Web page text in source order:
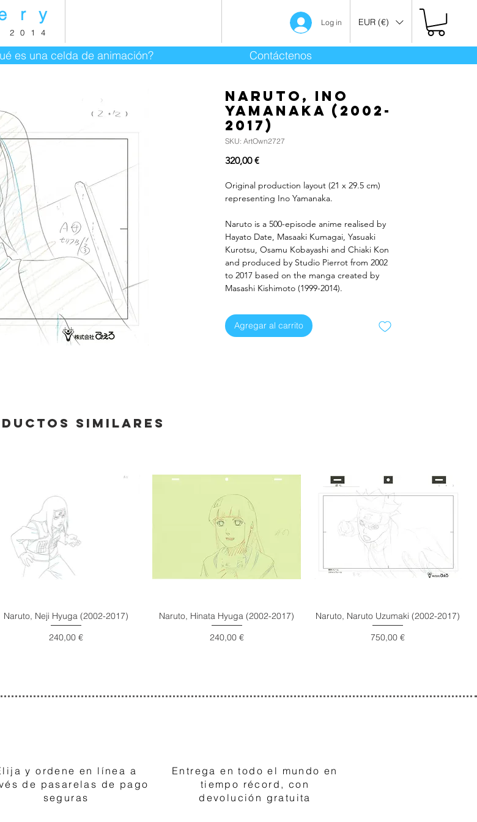
Log in EUR (€)
es una celda de animación? Contáctenos
Naruto, Ino
Yamanaka (2002-
2017)
SKU: ArtOwn2727
320,00 €Precio
Original production layout (21 x 29.5 cm)
representing Ino Yamanaka.
Naruto is a 500-episode anime realised by
Hayato Date, Masaaki Kumagai, Yasuaki
Kurotsu, Osamu Kobayashi and Chiaki Kon
and produced by Studio Pierrot from 2002
to 2017 based on the manga created by
Masashi Kishimoto (1999-2014).
Agregar al carrito
similares
Naruto, Neji Hyuga (2002-2017)
Precio
240,00 €
Naruto, Hinata Hyuga (2002-2017)
Precio
240,00 €
Naruto, Naruto Uzumaki (2002-2017)
Precio
750,00 €
y ordene en línea a
de pasarelas de pago
seguras
Entrega en todo el mundo en
tiempo récord, con
devolución gratuita